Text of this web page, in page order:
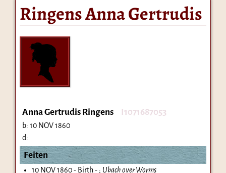
Ringens Anna Gertrudis
Anna Gertrudis Ringens I1071687053
b: 10 NOV 1860
d:
Feiten
10 NOV 1860 - Birth - ; Ubach over Worms